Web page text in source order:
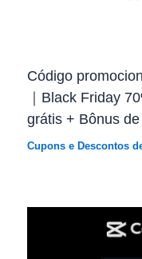
Código
｜Black Friday
grátis + Bônus
Cupons e Descontos